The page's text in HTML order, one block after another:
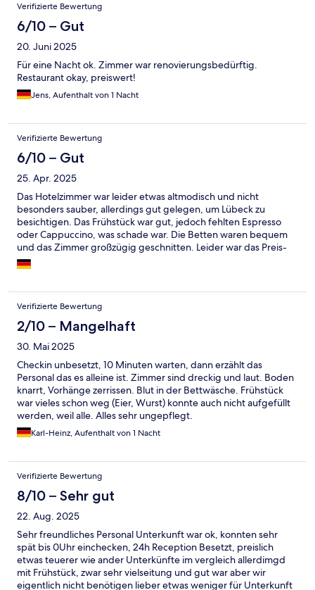
Verifizierte Bewertung
6/10 – Gut
20. Juni 2025
Für eine Nacht ok. Zimmer war renovierungsbedürftig.
Restaurant okay, preiswert!
Jens, Aufenthalt von 1 Nacht
Verifizierte Bewertung
6/10 – Gut
25. Apr. 2025
Das Hotelzimmer war leider etwas altmodisch und nicht
besonders sauber, allerdings gut gelegen, um Lübeck zu
besichtigen. Das Frühstück war gut, jedoch fehlten Espresso
oder Cappuccino, was schade war. Die Betten waren bequem
und das Zimmer großzügig geschnitten. Leider war das Preis-
Leistungs-Verhältnis enttäuschend – das Zimmer war
schlichtweg zu teuer. Für einen kurzen Aufenthalt jedoch
Verifizierte Bewertung
2/10 – Mangelhaft
30. Mai 2025
Checkin unbesetzt, 10 Minuten warten, dann erzählt das
Personal das es alleine ist. Zimmer sind dreckig und laut. Boden
knarrt, Vorhänge zerrissen. Blut in der Bettwäsche. Frühstück
war vieles schon weg (Eier, Wurst) konnte auch nicht aufgefüllt
werden, weil alle. Alles sehr ungepflegt.
Karl-Heinz, Aufenthalt von 1 Nacht
Verifizierte Bewertung
8/10 – Sehr gut
22. Aug. 2025
Sehr freundliches Personal Unterkunft war ok, konnten sehr
spät bis 0Uhr einchecken, 24h Reception Besetzt, preislich
etwas teuerer wie ander Unterkünfte im vergleich allerdimgd
mit Frühstück, zwar sehr vielseitung und gut war aber wir
eigentlich nicht benötigen lieber etwas weniger für Unterkunft